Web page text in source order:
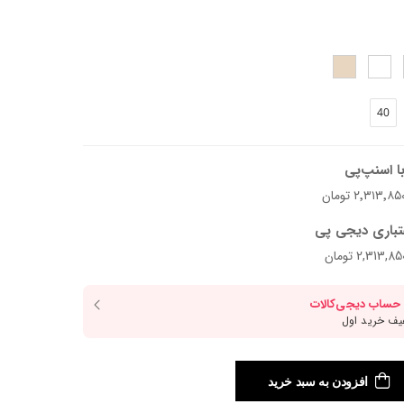
40
اسنپ‌پی
دیجی پی
افزودن به سبد خرید